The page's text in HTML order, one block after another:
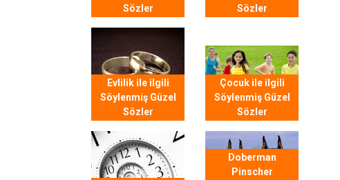
Sözler
Sözler
Evlilik ile ilgili
Söylenmiş Güzel
Sözler
Çocuk ile ilgili
Söylenmiş Güzel
Sözler
Doberman
Pinscher